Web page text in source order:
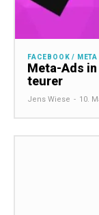
FACEBOOK / META
Meta-Ads
teurer
Jens Wiese - 10.